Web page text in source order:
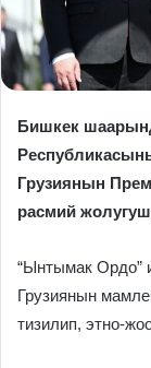
Бишкек
Грузиянын
расмий
“Ынтымак Ордо”
Грузиянын
тизилип, этно-